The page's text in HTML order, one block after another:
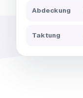
Abdeckung
Taktung